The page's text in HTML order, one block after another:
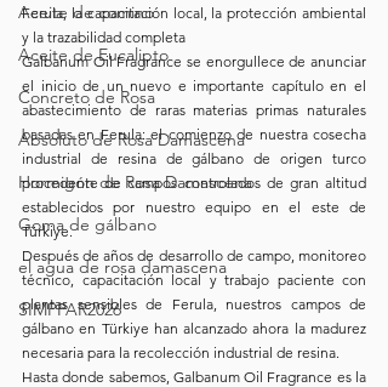
Aceite de comino
Aceite de Eucalipto
Concreto de Rosa
Absoluto de Rosa Damascena
Hormigón de Rosa Damascena
Goma de gálbano
el agua de rosa damascena
SIMPPAR2026
Ferula, la capacitación local, la protección ambiental
y la trazabilidad completa
Galbanum Oil Fragrance se enorgullece de anunciar
el inicio de un nuevo e importante capítulo en el
abastecimiento de raras materias primas naturales
basadas en Ferula: el comienzo de nuestra cosecha
industrial de resina de gálbano de origen turco
procedente de campos controlados de gran altitud
establecidos por nuestro equipo en el este de
Türkiye.
Después de años de desarrollo de campo, monitoreo
técnico, capacitación local y trabajo paciente con
plantas sensibles de Ferula, nuestros campos de
gálbano en Türkiye han alcanzado ahora la madurez
necesaria para la recolección industrial de resina.
Hasta donde sabemos, Galbanum Oil Fragrance es la